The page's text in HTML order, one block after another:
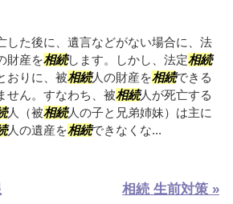
した後に、遺言などがない場合に、法
財産を相続します。しかし、法定相続
おりに、被相続人の財産を相続できる
せん。すなわち、被相続人が死亡する
人（被相続人の子と兄弟姉妹）は主に
人の遺産を相続できなくな...
相続 生前対策 »